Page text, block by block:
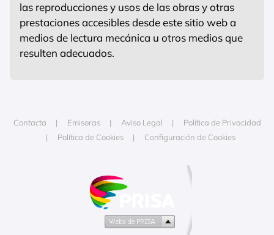
las reproducciones y usos de las obras y otras
prestaciones accesibles desde este sitio web a
medios de lectura mecánica u otros medios que
resulten adecuados.
Contacta Emisoras Aviso Legal
Política de Privacidad
Política de Cookies
Configuración de Cookies